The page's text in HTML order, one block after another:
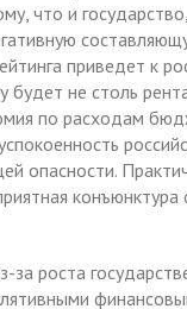
что и
приведет к
будет не столь
по расходам
опасности.
конъюнктура
за роста